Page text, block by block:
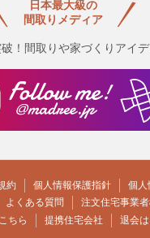
日本最大級の
間取りメディア
！間取りや家づくりアイデ
約 個人情報保護指針
個人
よくある質問
注文住宅事業
ちら
提携住宅会社 退会